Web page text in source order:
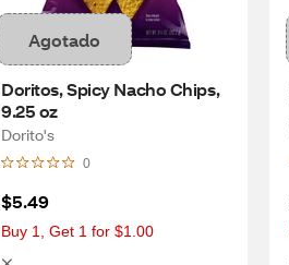
Agotado
Doritos, Spicy Nacho Chips,
9.25 oz
Dorito's
0
$5.49
Buy 1, Get 1 for $1.00